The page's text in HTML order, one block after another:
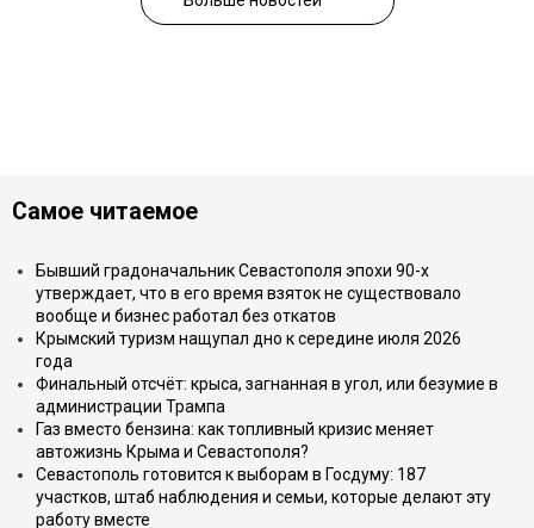
Самое читаемое
Бывший градоначальник Севастополя эпохи 90-х
утверждает, что в его время взяток не существовало
вообще и бизнес работал без откатов
Крымский туризм нащупал дно к середине июля 2026
года
Финальный отсчёт: крыса, загнанная в угол, или безумие в
администрации Трампа
Газ вместо бензина: как топливный кризис меняет
автожизнь Крыма и Севастополя?
Севастополь готовится к выборам в Госдуму: 187
участков, штаб наблюдения и семьи, которые делают эту
работу вместе